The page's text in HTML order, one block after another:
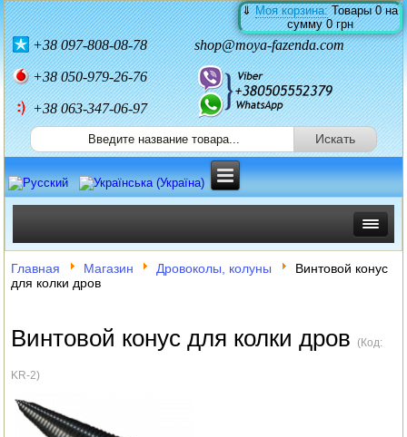
⇓Моя корзина:Товары0на
сумму0 грн
+38097-808-08-78 shop@moya-fazenda.com
+38050-979-26-76
+38 063-347-06-97
ИНКУБАТОРЫ
КОРМОРЕЗКИ
СОЛОМОРЕЗКИ
АВТОКЛАВЫ
Главная Магазин Дровоколы, колуны
Винтовой конус
для колки дров
Винтовой конус для колки дров(Код:
KR-2)